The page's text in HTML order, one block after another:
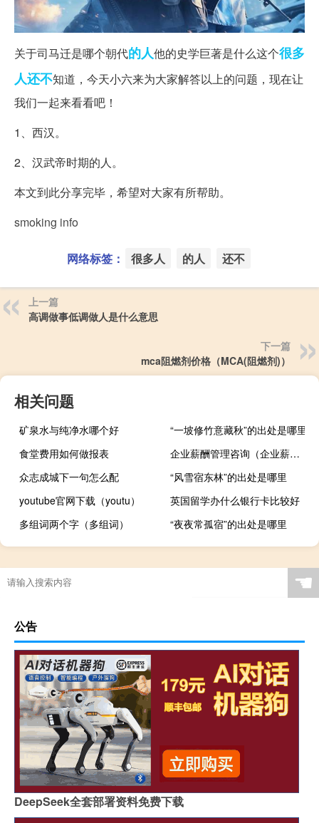
关于司马迁是哪个朝代的人他的史学巨著是什么这个很多
人还不知道，今天小六来为大家解答以上的问题，现在让
我们一起来看看吧！
1、西汉。
2、汉武帝时期的人。
本文到此分享完毕，希望对大家有所帮助。
smoking info
网络标签： 很多人 的人 还不
上一篇
高调做事低调做人是什么意思
下一篇
mca阻燃剂价格（MCA(阻燃剂)）
相关问题
矿泉水与纯净水哪个好
“一坡修竹意藏秋”的出处是哪里
食堂费用如何做报表
企业薪酬管理咨询（企业薪酬管理系统）
众志成城下一句怎么配
“风雪宿东林”的出处是哪里
youtube官网下载（youtu）
英国留学办什么银行卡比较好
多组词两个字（多组词）
“夜夜常孤宿”的出处是哪里
☚
公告
DeepSeek全套部署资料免费下载